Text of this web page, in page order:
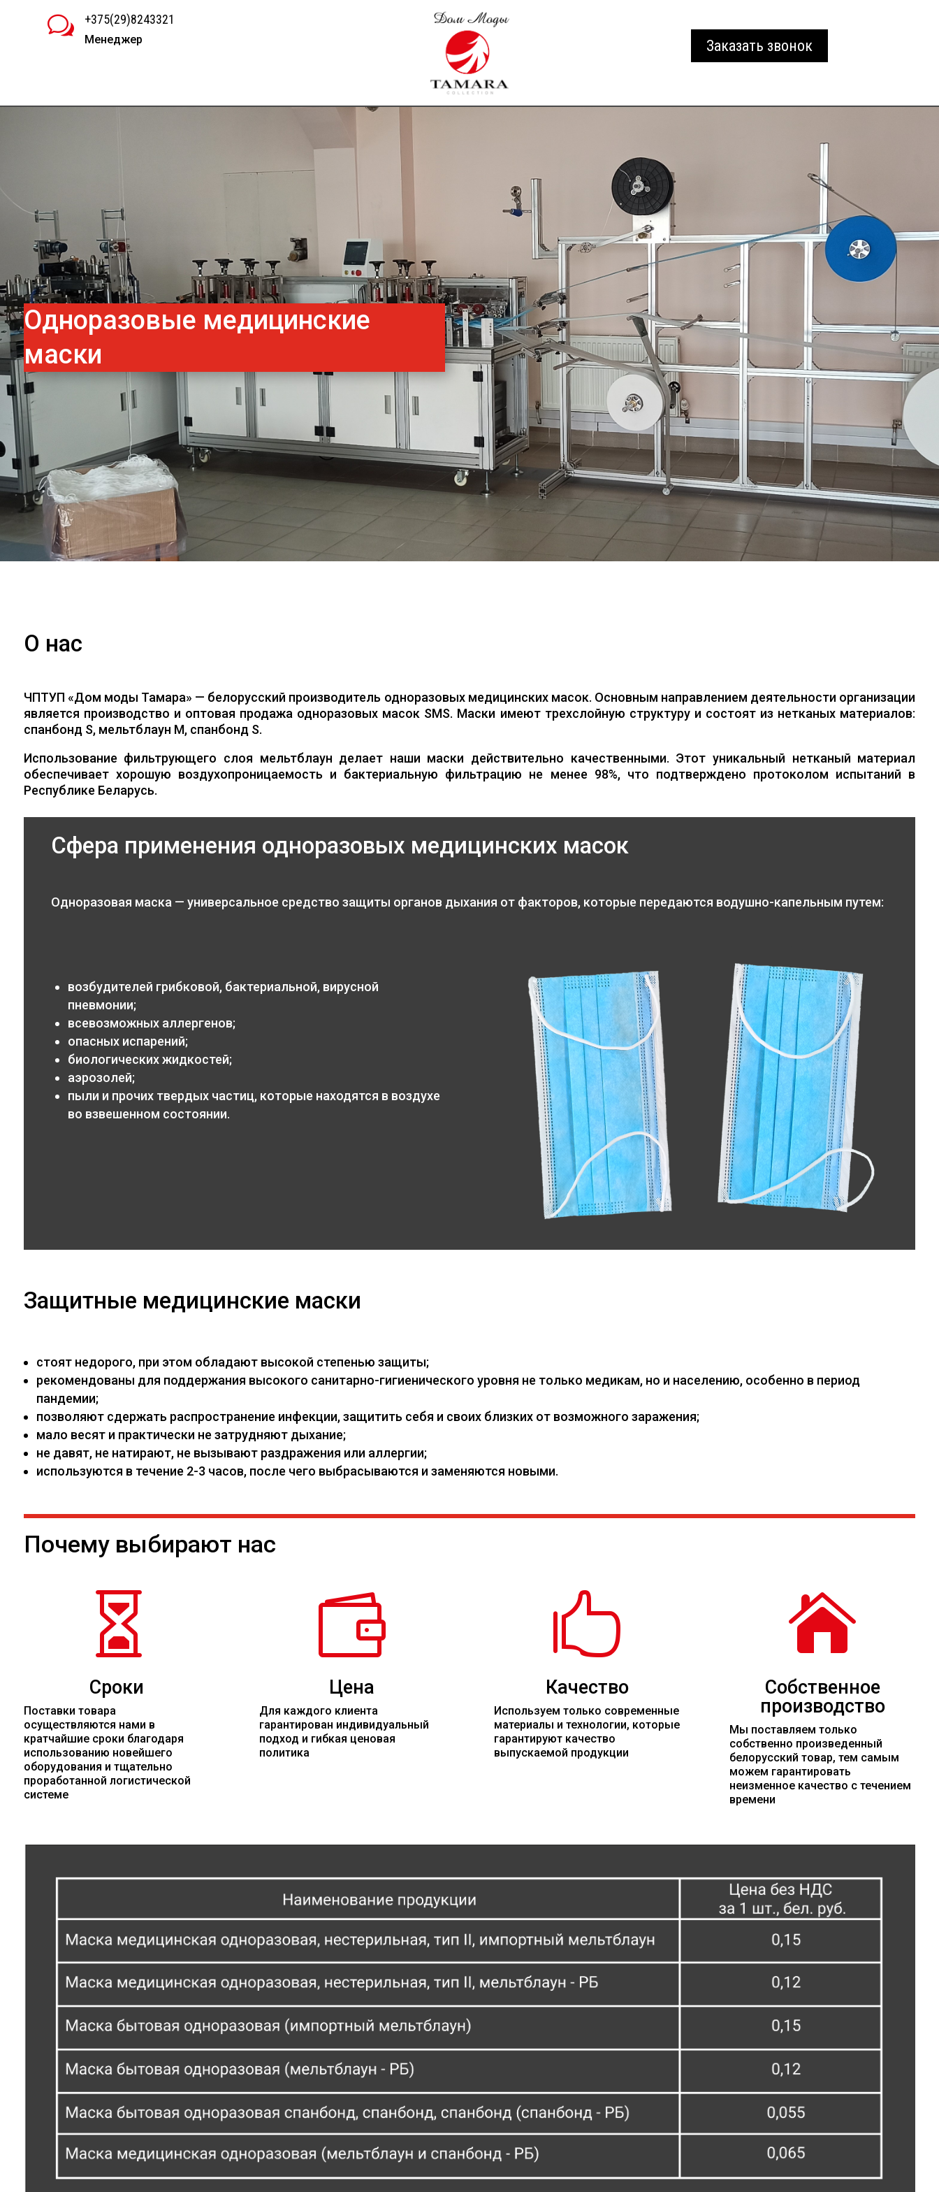
w +375(29)8243321
Менеджер Заказать звонок
Одноразовые медицинские
маски
О нас
ЧПТУП «Дом моды Тамара» — белорусский производитель одноразовых медицинских масок. Основным направлением деятельности организации
является производство и оптовая продажа одноразовых масок SMS. Маски имеют трехслойную структуру и состоят из нетканых материалов:
спанбонд S, мельтблаун M, спанбонд S.
Использование фильтрующего слоя мельтблаун делает наши маски действительно качественными. Этот уникальный нетканый материал
обеспечивает хорошую воздухопроницаемость и бактериальную фильтрацию не менее 98%, что подтверждено протоколом испытаний в
Республике Беларусь.
Сфера применения одноразовых медицинских масок
Одноразовая маска — универсальное средство защиты органов дыхания от факторов, которые передаются водушно-капельным путем:
возбудителей грибковой, бактериальной, вирусной
пневмонии;
всевозможных аллергенов;
опасных испарений;
биологических жидкостей;
аэрозолей;
пыли и прочих твердых частиц, которые находятся в воздухе
во взвешенном состоянии.
Защитные медицинские маски
стоят недорого, при этом обладают высокой степенью защиты;
рекомендованы для поддержания высокого санитарно-гигиенического уровня не только медикам, но и населению, особенно в период
пандемии;
позволяют сдержать распространение инфекции, защитить себя и своих близких от возможного заражения;
мало весят и практически не затрудняют дыхание;
не давят, не натирают, не вызывают раздражения или аллергии;
используются в течение 2-3 часов, после чего выбрасываются и заменяются новыми.
Почему выбирают нас

Сроки
Поставки товара
осуществляются нами в
кратчайшие сроки благодаря
использованию новейшего
оборудования и тщательно
проработанной логистической
системе

Цена
Для каждого клиента
гарантирован индивидуальный
подход и гибкая ценовая
политика

Качество
Используем только современные
материалы и технологии, которые
гарантируют качество
выпускаемой продукции

Собственное
производство
Мы поставляем только
собственно произведенный
белорусский товар, тем самым
можем гарантировать
неизменное качество с течением
времени